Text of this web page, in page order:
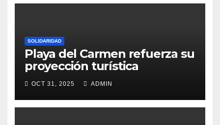
SOLIDARIDAD
Playa del Carmen refuerza su
proyección turística
OCT 31, 2025 ADMIN